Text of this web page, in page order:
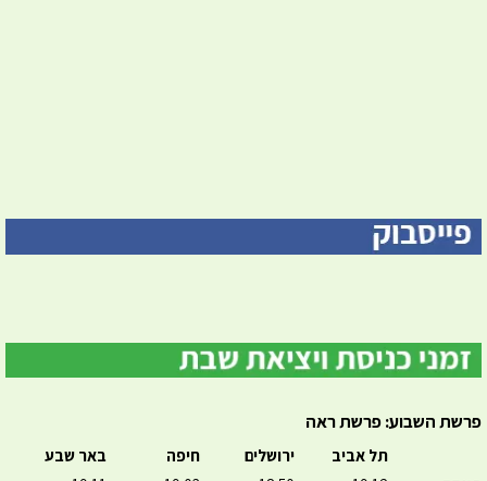
פרשת השבוע: פרשת ראה
תל אביב
ירושלים
חיפה
באר שבע